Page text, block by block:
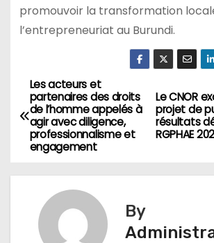
promouvoir la transformation
l’entrepreneuriat au Burundi.
Navigation
de
l’article
Le CNOR
projet de
résultats
RGPHAE
Les acteurs et
partenaires des droits
de l’homme appelés à
agir avec diligence,
professionnalisme et
engagement
By